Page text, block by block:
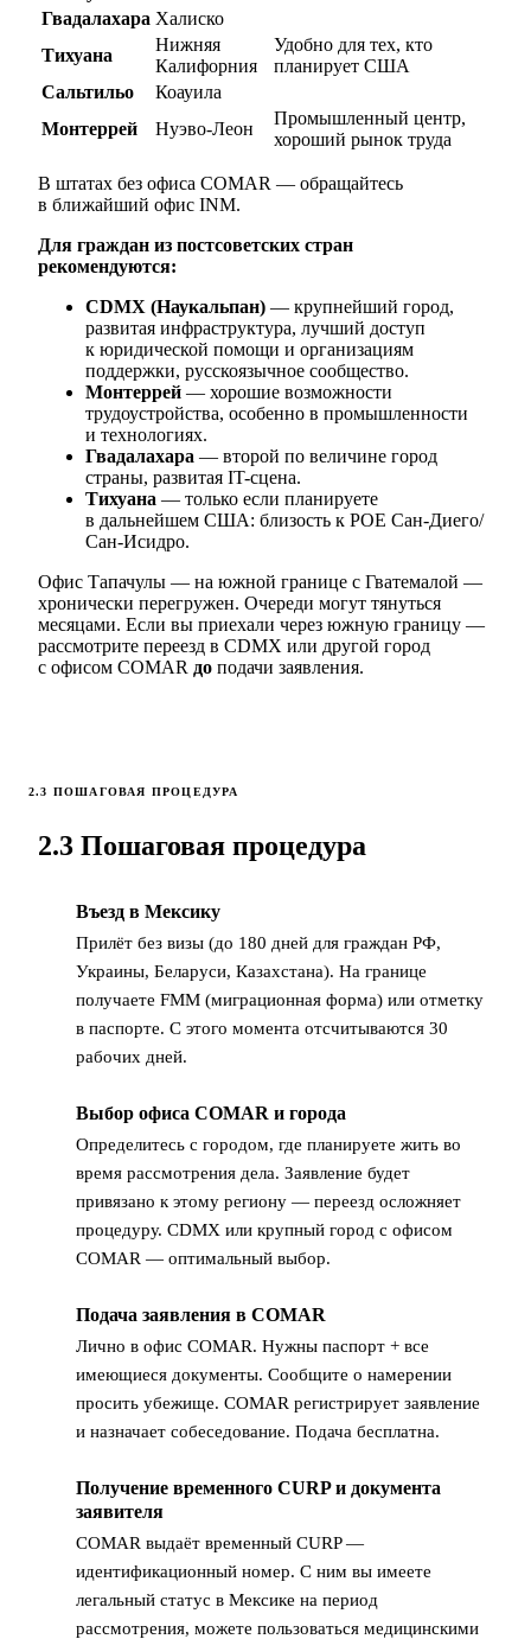
Гвадалахара Халиско
Тихуана
Нижняя
Калифорния
Удобно для тех, кто
планирует США
Сальтильо
Коауила
Монтеррей
Нуэво-Леон
Промышленный центр,
хороший рынок труда
В штатах без офиса COMAR — обращайтесь
в ближайший офис INM.
Для граждан из постсоветских стран
рекомендуются:
CDMX (Наукальпан) — крупнейший город,
развитая инфраструктура, лучший доступ
к юридической помощи и организациям
поддержки, русскоязычное сообщество.
Монтеррей — хорошие возможности
трудоустройства, особенно в промышленности
и технологиях.
Гвадалахара — второй по величине город
страны, развитая IT-сцена.
Тихуана — только если планируете
в дальнейшем США: близость к POE Сан-Диего/
Сан-Исидро.
Офис Тапачулы — на южной границе с Гватемалой —
хронически перегружен. Очереди могут тянуться
месяцами. Если вы приехали через южную границу —
рассмотрите переезд в CDMX или другой город
с офисом COMAR до подачи заявления.
2.3 ПОШАГОВАЯ ПРОЦЕДУРА
2.3 Пошаговая процедура
Въезд в Мексику
Прилёт без визы (до 180 дней для граждан РФ,
Украины, Беларуси, Казахстана). На границе
получаете FMM (миграционная форма) или отметку
в паспорте. С этого момента отсчитываются 30
рабочих дней.
Выбор офиса COMAR и города
Определитесь с городом, где планируете жить во
время рассмотрения дела. Заявление будет
привязано к этому региону — переезд осложняет
процедуру. CDMX или крупный город с офисом
COMAR — оптимальный выбор.
Подача заявления в COMAR
Лично в офис COMAR. Нужны паспорт + все
имеющиеся документы. Сообщите о намерении
просить убежище. COMAR регистрирует заявление
и назначает собеседование. Подача бесплатна.
Получение временного CURP и документа
заявителя
COMAR выдаёт временный CURP —
идентификационный номер. С ним вы имеете
легальный статус в Мексике на период
рассмотрения, можете пользоваться медицинскими